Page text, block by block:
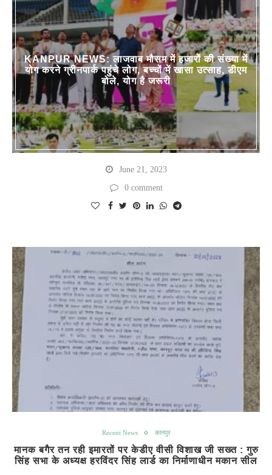
KANPUR NEWS: लाजवाब मौसम में हजारों की संख्या में
योग करने ग्रीनपार्क पहुंचे लोग, बच्चों में खासा उत्साह, डीएम
बोले, योग है जरूरी
June 21, 2023
0 comment
Recent News कानपुर
मानक बगैर तन रही इमारतों पर केडीए वीसी विशाख जी सख्त : गुरु
सिंह सभा के अध्यक्ष हरविंदर सिंह लार्ड का निर्माणाधीन मकान सील